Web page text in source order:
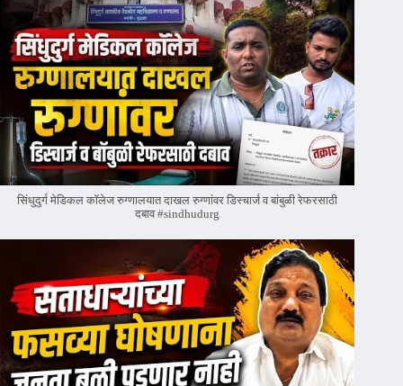
सिंधुदुर्ग मेडिकल कॉलेज रुग्णालयात दाखल रुग्णांवर डिस्चार्ज व बांबुळी रेफरसाठी
दबाव #sindhudurg